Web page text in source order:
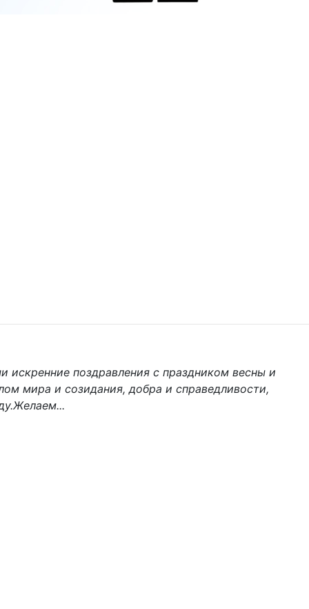
поздравления с праздником весны и
мира и созидания, добра и справедливости,